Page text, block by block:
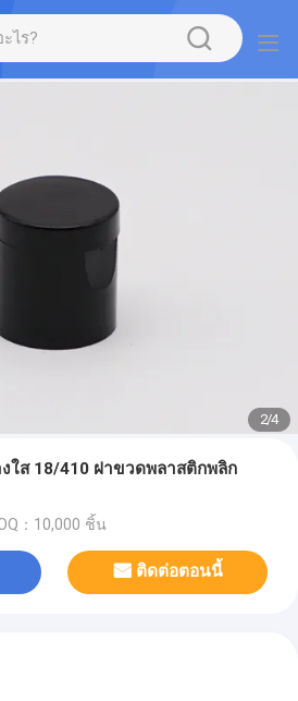
2/4
ใส 18/410 ฝาขวดพลาสติกพลิก
：10,000 ชิ้น
ติดต่อตอนนี้